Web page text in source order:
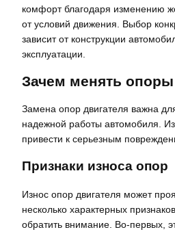
комфорт благодаря изменению
от условий движения. Выбор
зависит от конструкции
эксплуатации.
Зачем менять опоры
Замена опор двигателя важна
надежной работы автомобиля.
привести к серьезным
Признаки износа опор
Износ опор двигателя может
несколько характерных
обратить внимание. Во-первых,